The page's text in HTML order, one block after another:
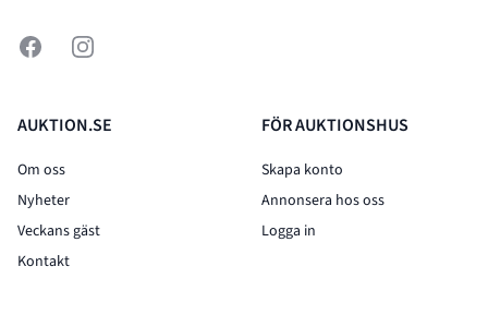
FacebookInstagram
AUKTION.SE
Om oss
Nyheter
Veckans gäst
Kontakt
FÖR AUKTIONSHUS
Skapa konto
Annonsera hos oss
Logga in